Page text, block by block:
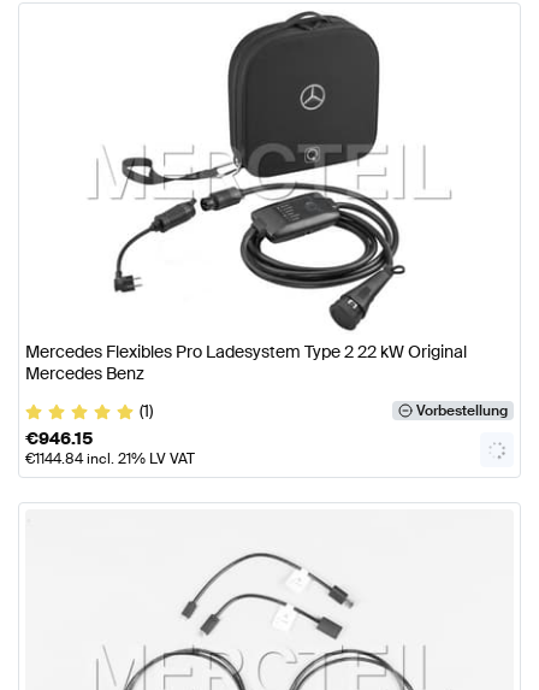
Mercedes Flexibles Pro Ladesystem Type 2 22 kW Original
Mercedes Benz
(1)
Vorbestellung
€946.15
€1144.84incl. 21% LV VAT